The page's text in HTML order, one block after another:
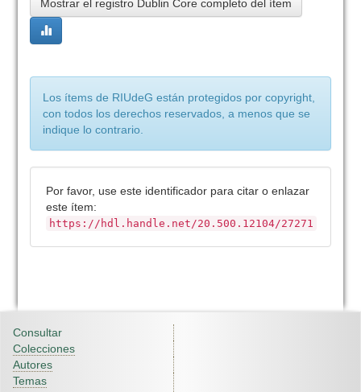
Mostrar el registro Dublin Core completo del ítem
Los ítems de RIUdeG están protegidos por copyright,
con todos los derechos reservados, a menos que se
indique lo contrario.
Por favor, use este identificador para citar o enlazar
este ítem:
https://hdl.handle.net/20.500.12104/27271
Consultar
Colecciones
Autores
Temas